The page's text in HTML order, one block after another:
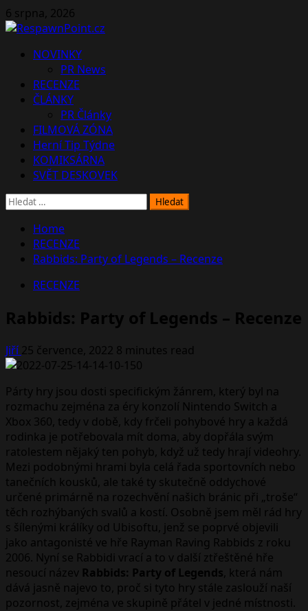
Skip
to
6 srpna, 2026
PrimaryNOVINKY
PR News
RECENZE
ČLÁNKY
PR Články
FILMOVÁ ZÓNA
Herní Tip Týdne
KOMIKSÁRNA
SVĚT DESKOVEK
Vyhledávání
Home
RECENZE
Rabbids: Party of Legends – Recenze
RECENZE
Rabbids: Party of Legends – Recenze
Jiří25 července, 2022 8 minutes read
Párty hry jsou dosti specifickým žánrem, který byl na
rozmachu zejména za éry konzolí Nintendo Switch a
Xbox 360, tedy v době, kdy frčeli pohybové hry a každá
rodinka je potřebovala mít doma, aby dopřála svým
ratolestem nějaký ten pohyb, když už tedy hrají videohry.
Mezi podobnými hrami byla celá řada sportovních nebo
tanečních kousků, ale také ty skutečně oddychové
určené primárně na rozechvění našich bránic při „troše“
těch rozhýbaných svalů a kostí. Osobně jsem měl rád hry
s šílenými králíky od Ubisoftu, jenž se poprvé objevili
jako antagonisté ve hře Rayman Raving Rabbids z roku
2006. Nyní se Rabbidi vrací a to v další ztřeštěné hře
nesoucí název Rabbids: Party of Legends, která nám
dává jasně najevo to, proč si tyto hry stále zaslouží naší
pozornost, zejména ve skupině přátel v jedné místnosti.